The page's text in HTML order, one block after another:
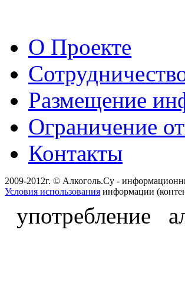
О Проекте
Размещение
Ограничение
Контакты
2009-2012г. © Алкоголь.Су -
Условия использования информации
употребление